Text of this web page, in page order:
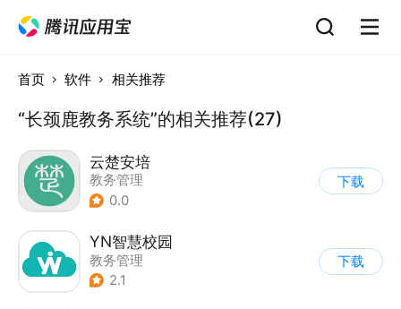
首页 软件 相关推荐
“长颈鹿教务系统”的相关推荐(27)
云楚安培
教务管理
0.0
下载
YN智慧校园
教务管理
2.1
下载